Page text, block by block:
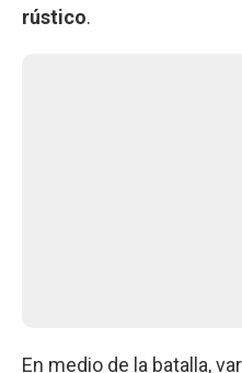
rústico.
En medio de la batalla,